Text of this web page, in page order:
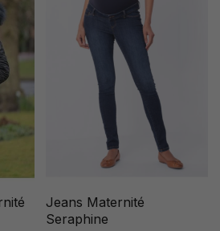
Jeans Maternité
Seraphine